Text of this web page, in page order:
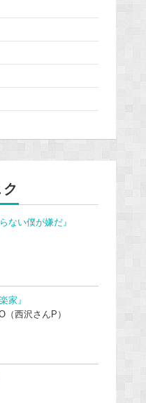
ない僕が嫌だ』
家』
（西沢さんP）